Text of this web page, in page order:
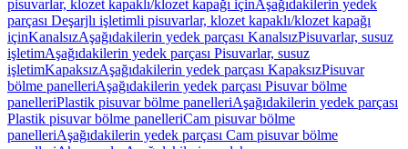
pisuvarlar, klozet kapaklı/klozet kapağı içinAşağıdakilerin yedek
parçası Deşarjlı işletimli pisuvarlar, klozet kapaklı/klozet kapağı
içinKanalsızAşağıdakilerin yedek parçası KanalsızPisuvarlar, susuz
işletimAşağıdakilerin yedek parçası Pisuvarlar, susuz
işletimKapaksızAşağıdakilerin yedek parçası KapaksızPisuvar
bölme panelleriAşağıdakilerin yedek parçası Pisuvar bölme
panelleriPlastik pisuvar bölme panelleriAşağıdakilerin yedek parçası
Plastik pisuvar bölme panelleriCam pisuvar bölme
panelleriAşağıdakilerin yedek parçası Cam pisuvar bölme